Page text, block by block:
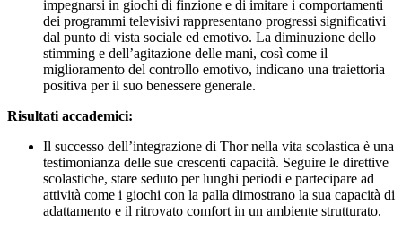
impegnarsi in giochi di finzione e di imitare i comportamenti
dei programmi televisivi rappresentano progressi significativi
dal punto di vista sociale ed emotivo. La diminuzione dello
stimming e dell’agitazione delle mani, così come il
miglioramento del controllo emotivo, indicano una traiettoria
positiva per il suo benessere generale.
Risultati accademici:
Il successo dell’integrazione di Thor nella vita scolastica è una
testimonianza delle sue crescenti capacità. Seguire le direttive
scolastiche, stare seduto per lunghi periodi e partecipare ad
attività come i giochi con la palla dimostrano la sua capacità di
adattamento e il ritrovato comfort in un ambiente strutturato.